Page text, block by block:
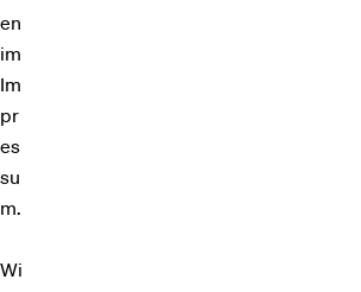
en
im
Im
pr
es
su
m.
Wi